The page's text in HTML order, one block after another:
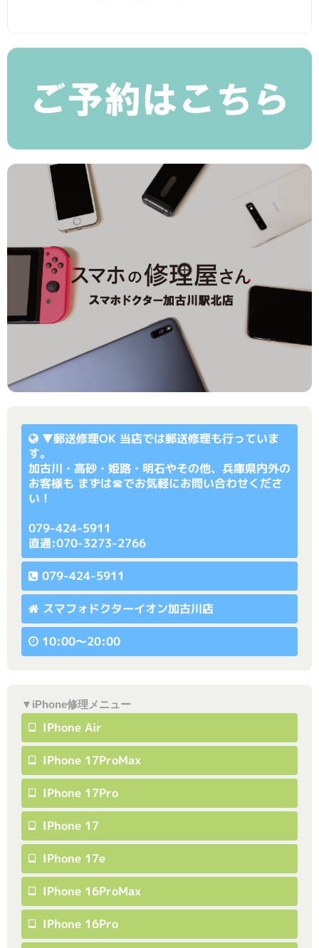
▼郵送修理OK 当店では郵送修理も行っていま
す。
加古川・高砂・姫路・明石やその他、兵庫県内外の
お客様も まずは☎でお気軽にお問い合わせくださ
い！
079-424-5911
直通:070-3273-2766
079-424-5911
スマフォドクターイオン加古川店
10:00〜20:00
▼iPhone修理メニュー
IPhone Air
IPhone 17ProMax
IPhone 17Pro
IPhone 17
IPhone 17e
IPhone 16ProMax
IPhone 16Pro